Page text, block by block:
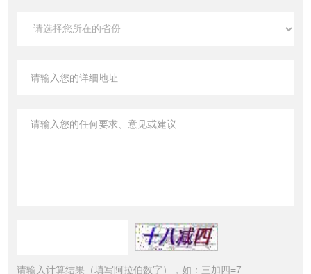
请输入计算结果（填写阿拉伯数字），如：三加四=7